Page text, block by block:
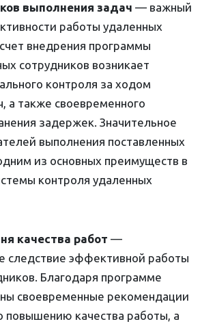
выполнения задач — важный
работы удаленных
внедрения программы
сотрудников возникает
контроля за ходом
а также своевременного
задержек. Значительное
выполнения поставленных
из основных преимуществ в
контроля удаленных
качества работ —
следствие эффективной работы
Благодаря программе
своевременные рекомендации
повышению качества работы, а